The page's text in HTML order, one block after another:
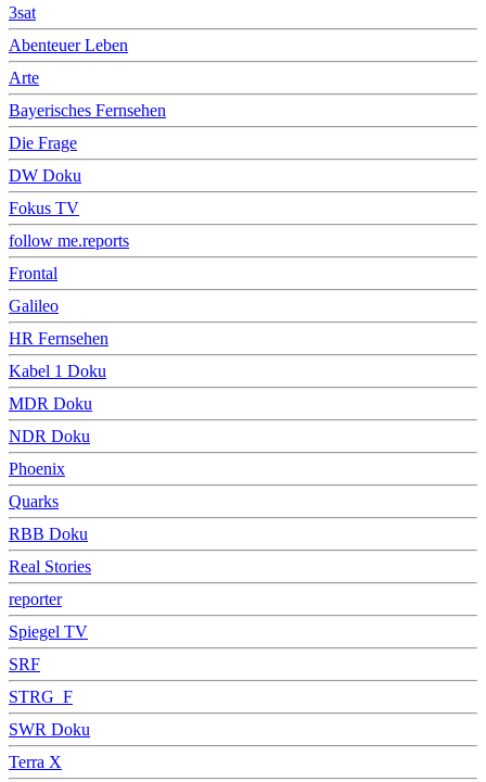
3sat
Abenteuer Leben
Arte
Bayerisches Fernsehen
Die Frage
DW Doku
Fokus TV
follow me.reports
Frontal
Galileo
HR Fernsehen
Kabel 1 Doku
MDR Doku
NDR Doku
Phoenix
Quarks
RBB Doku
Real Stories
reporter
Spiegel TV
SRF
STRG_F
SWR Doku
Terra X